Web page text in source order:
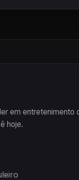
em entretenimento
hoje.